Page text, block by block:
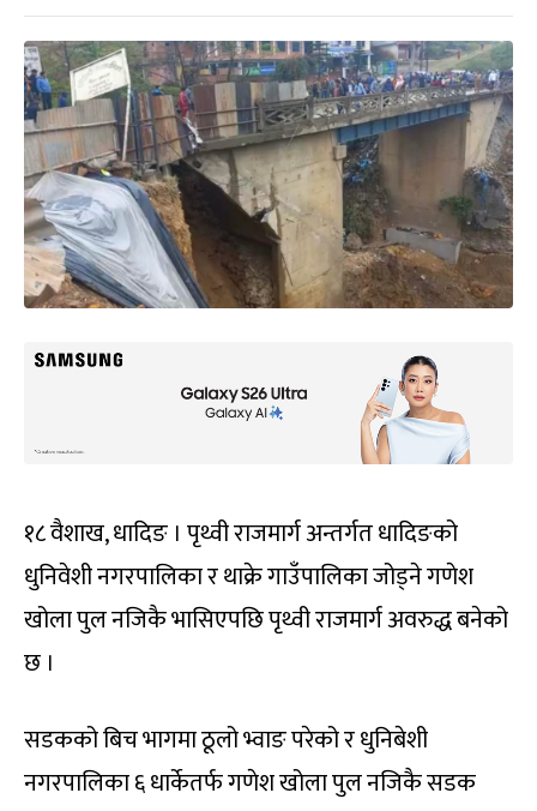
१८ वैशाख, धादिङ । पृथ्वी राजमार्ग अन्तर्गत धादिङको
धुनिवेशी नगरपालिका र थाक्रे गाउँपालिका जोड्ने गणेश
खोला पुल नजिकै भासिएपछि पृथ्वी राजमार्ग अवरुद्ध बनेको
छ ।
सडकको बिच भागमा ठूलो भ्वाङ परेको र धुनिबेशी
नगरपालिका ६ धार्केतर्फ गणेश खोला पुल नजिकै सडक